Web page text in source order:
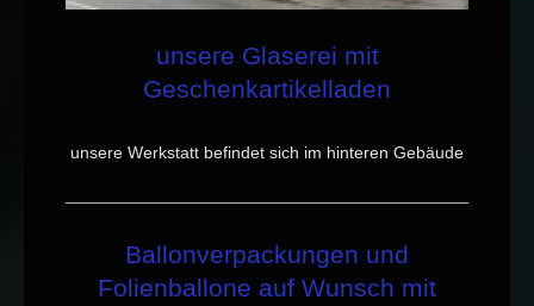
unsere Glaserei mit
Geschenkartikelladen
unsere Werkstatt befindet sich im hinteren Gebäude
Ballonverpackungen und
Folienballone auf Wunsch mit